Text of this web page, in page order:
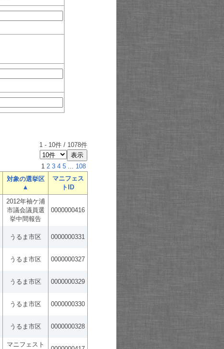
1 - 10件 / 1078件
1 2 3 4 5 ... 108
対象の選挙区
▲
マニフェス
トID
2012年袖ケ浦
市議会議員選
挙中間報告
0000000416
うるま市区 0000000331
うるま市区 0000000327
うるま市区 0000000329
うるま市区 0000000330
うるま市区 0000000328
マニフェスト